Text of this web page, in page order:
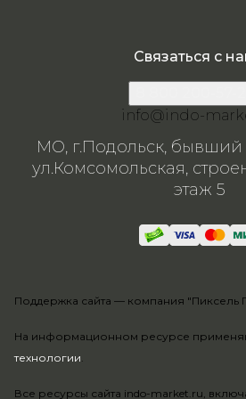
На информационном ресурсе
технологии.
Все ресурсы сайта indo-market.ru,
Связаться с
info@indo-
МО, г.Подольск, бывший
ул.Комсомольская,
этаж 5
Поддержка сайта — компания "Пиксель